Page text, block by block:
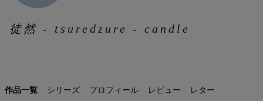
徒然 - tsuredzure - candle
作品一覧 シリーズ プロフィール レビュー レター